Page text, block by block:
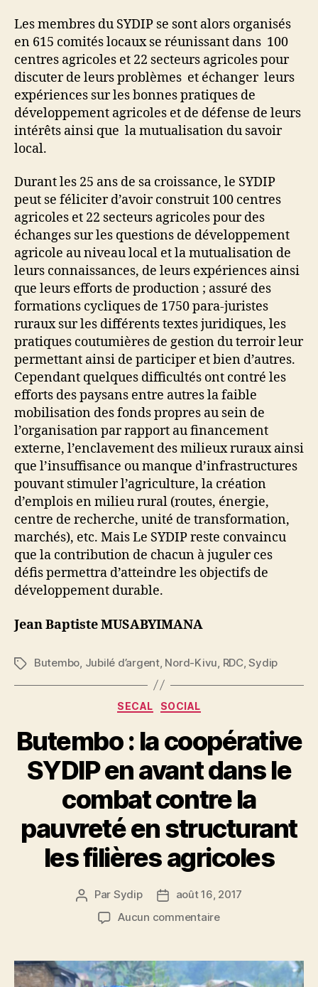
Les membres du SYDIP se sont alors organisés
en 615 comités locaux se réunissant dans 100
centres agricoles et 22 secteurs agricoles pour
discuter de leurs problèmes et échanger leurs
expériences sur les bonnes pratiques de
développement agricoles et de défense de leurs
intérêts ainsi que la mutualisation du savoir
local.
Durant les 25 ans de sa croissance, le SYDIP
peut se féliciter d’avoir construit 100 centres
agricoles et 22 secteurs agricoles pour des
échanges sur les questions de développement
agricole au niveau local et la mutualisation de
leurs connaissances, de leurs expériences ainsi
que leurs efforts de production ; assuré des
formations cycliques de 1750 para-juristes
ruraux sur les différents textes juridiques, les
pratiques coutumières de gestion du terroir leur
permettant ainsi de participer et bien d’autres.
Cependant quelques difficultés ont contré les
efforts des paysans entre autres la faible
mobilisation des fonds propres au sein de
l’organisation par rapport au financement
externe, l’enclavement des milieux ruraux ainsi
que l’insuffisance ou manque d’infrastructures
pouvant stimuler l’agriculture, la création
d’emplois en milieu rural (routes, énergie,
centre de recherche, unité de transformation,
marchés), etc. Mais Le SYDIP reste convaincu
que la contribution de chacun à juguler ces
défis permettra d’atteindre les objectifs de
développement durable.
Jean Baptiste MUSABYIMANA
Butembo Jubilé d’argent, Nord-Kivu RDC,Sydip
SECAL SOCIAL
Butembo : la coopérative
SYDIP en avant dans le
combat contre la
pauvreté en structurant
les filières agricoles
Par Sydip
août 16, 2017
Aucun commentaire